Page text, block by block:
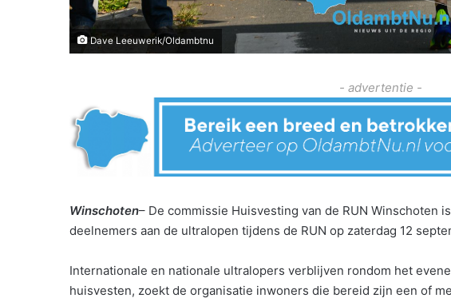
Dave Leeuwerik/Oldambtnu
- advertentie -
Winschoten– De commissie Huisvesting van de RUN Winschoten
deelnemers aan de ultralopen tijdens de RUN op zaterdag 12
Internationale en nationale ultralopers verblijven rondom het
huisvesten, zoekt de organisatie inwoners die bereid zijn een of